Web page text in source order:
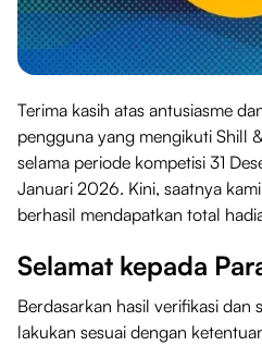
Terima kasih atas antusiasme
pengguna yang mengikuti Shill
selama periode kompetisi 31
Januari 2026. Kini, saatnya
berhasil mendapatkan total
Selamat kepada
Berdasarkan hasil verifikasi dan
lakukan sesuai dengan